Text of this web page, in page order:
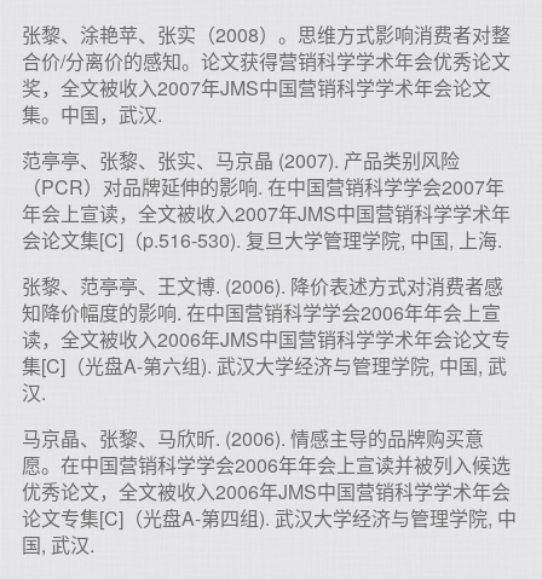
张黎、涂艳苹、张实（2008）。思维方式影响消费者对整
合价/分离价的感知。论文获得营销科学学术年会优秀论文
奖，全文被收入2007年JMS中国营销科学学术年会论文
集。中国，武汉.
范亭亭、张黎、张实、马京晶 (2007). 产品类别风险
（PCR）对品牌延伸的影响. 在中国营销科学学会2007年
年会上宣读，全文被收入2007年JMS中国营销科学学术年
会论文集[C]（p.516-530). 复旦大学管理学院, 中国, 上海.
张黎、范亭亭、王文博. (2006). 降价表述方式对消费者感
知降价幅度的影响. 在中国营销科学学会2006年年会上宣
读，全文被收入2006年JMS中国营销科学学术年会论文专
集[C]（光盘A-第六组). 武汉大学经济与管理学院, 中国, 武
汉.
马京晶、张黎、马欣昕. (2006). 情感主导的品牌购买意
愿。在中国营销科学学会2006年年会上宣读并被列入候选
优秀论文，全文被收入2006年JMS中国营销科学学术年会
论文专集[C]（光盘A-第四组). 武汉大学经济与管理学院, 中
国, 武汉.